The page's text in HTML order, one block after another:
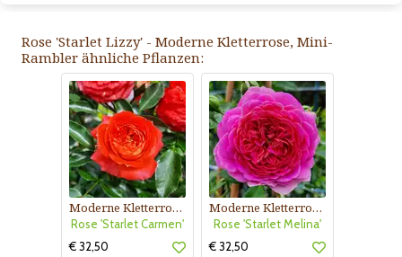
Rose 'Starlet Lizzy' - Moderne Kletterrose, Mini-
Rambler ähnliche Pflanzen:
Moderne Kletterrose, Mini-Rambler
Rose 'Starlet Carmen'
€ 32,50
Moderne Kletterrose, Mini-Rambler
Rose 'Starlet Melina'
€ 32,50